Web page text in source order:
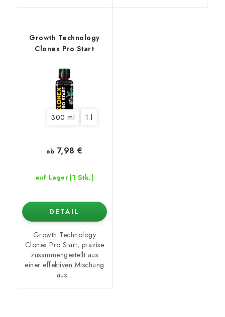
Growth Technology
Clonex Pro Start
300 ml 1 l
auf Lager (1 Stk.)
ab 7,98 €
DETAIL
Growth Technology
Clonex Pro Start, präzise
zusammengestellt aus
einer effektiven Mischung
aus...